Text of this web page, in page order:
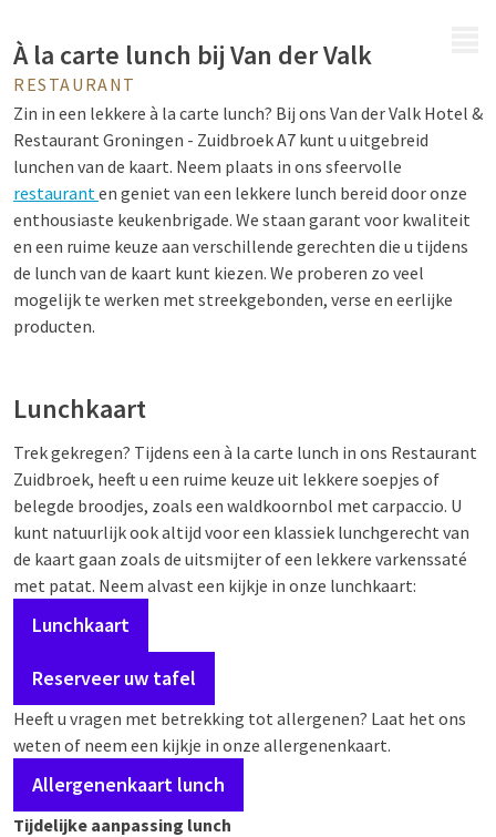
À la carte lunch bij Van der Valk
RESTAURANT
Zin in een lekkere à la carte lunch? Bij ons Van der Valk Hotel &
Restaurant Groningen - Zuidbroek A7 kunt u uitgebreid
lunchen van de kaart. Neem plaats in ons sfeervolle
restauranten geniet van een lekkere lunch bereid door onze
enthousiaste keukenbrigade. We staan garant voor kwaliteit
en een ruime keuze aan verschillende gerechten die u tijdens
de lunch van de kaart kunt kiezen. We proberen zo veel
mogelijk te werken met streekgebonden, verse en eerlijke
producten.
Lunchkaart
Trek gekregen? Tijdens een à la carte lunch in ons Restaurant
Zuidbroek, heeft u een ruime keuze uit lekkere soepjes of
belegde broodjes, zoals een waldkoornbol met carpaccio. U
kunt natuurlijk ook altijd voor een klassiek lunchgerecht van
de kaart gaan zoals de uitsmijter of een lekkere varkenssaté
met patat. Neem alvast een kijkje in onze lunchkaart:
Lunchkaart
Reserveer uw tafel
Heeft u vragen met betrekking tot allergenen? Laat het ons
weten of neem een kijkje in onze allergenenkaart.
Allergenenkaart lunch
Tijdelijke aanpassing lunch